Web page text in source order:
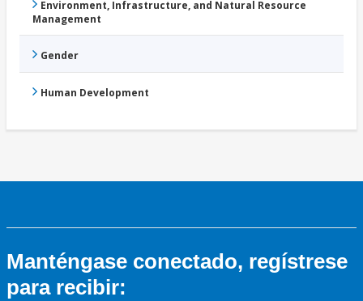
Environment, Infrastructure, and Natural Resource
Management
Gender
Human Development
Manténgase conectado, regístrese
para recibir: